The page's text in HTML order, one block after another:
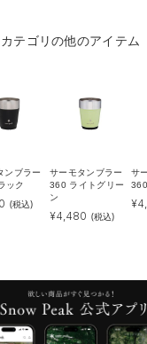
テゴリの他のアイテム
ンブラー
ック
(税込)
サーモタンブラー
360 ライトグリー
ン
¥4,480 (税込)
サ
¥